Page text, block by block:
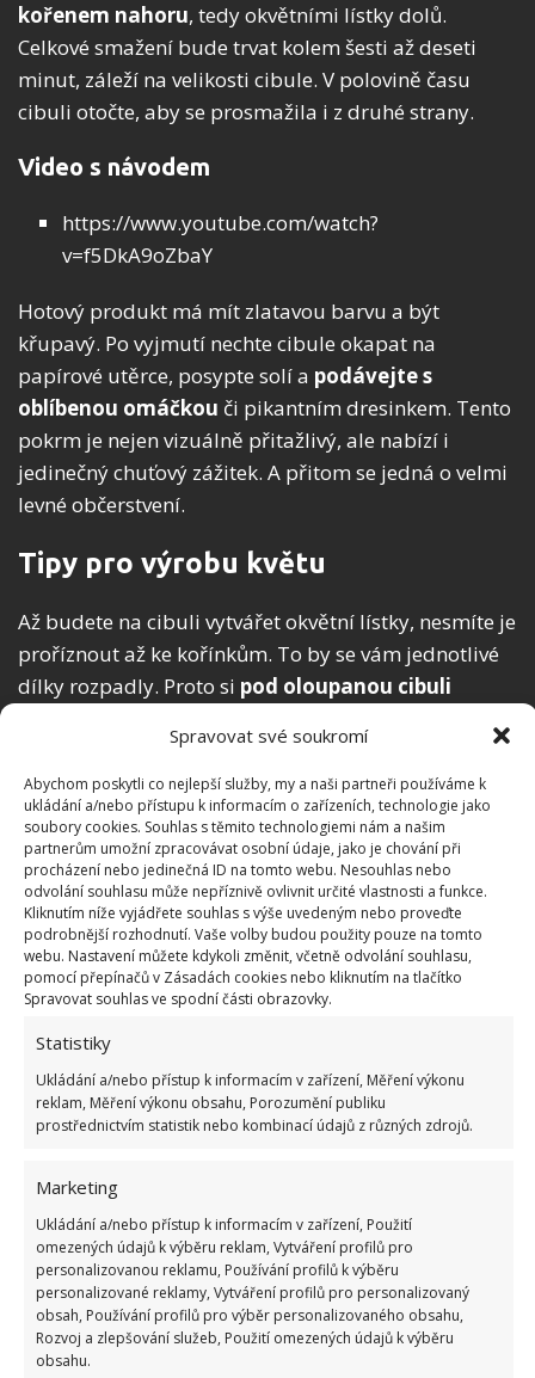
Spravovat své soukromí
Abychom poskytli co nejlepší služby, my a naši partneři používáme k
ukládání a/nebo přístupu k informacím o zařízeních, technologie jako
soubory cookies. Souhlas s těmito technologiemi nám a našim
partnerům umožní zpracovávat osobní údaje, jako je chování při
procházení nebo jedinečná ID na tomto webu. Nesouhlas nebo
odvolání souhlasu může nepříznivě ovlivnit určité vlastnosti a funkce.
Kliknutím níže vyjádřete souhlas s výše uvedeným nebo proveďte
podrobnější rozhodnutí. Vaše volby budou použity pouze na tomto
webu. Nastavení můžete kdykoli změnit, včetně odvolání souhlasu,
pomocí přepínačů v Zásadách cookies nebo kliknutím na tlačítko
Spravovat souhlas ve spodní části obrazovky.
Statistiky
Ukládání a/nebo přístup k informacím v zařízení, Měření výkonu
reklam, Měření výkonu obsahu, Porozumění publiku
prostřednictvím statistik nebo kombinací údajů z různých zdrojů.
Marketing
Ukládání a/nebo přístup k informacím v zařízení, Použití
omezených údajů k výběru reklam, Vytváření profilů pro
personalizovanou reklamu, Používání profilů k výběru
personalizované reklamy, Vytváření profilů pro personalizovaný
obsah, Používání profilů pro výběr personalizovaného obsahu,
Rozvoj a zlepšování služeb, Použití omezených údajů k výběru
obsahu.
kořenem nahoru, tedy okvětními lístky dolů.
Celkové smažení bude trvat kolem šesti až deseti
minut, záleží na velikosti cibule. V polovině času
cibuli otočte, aby se prosmažila i z druhé strany.
Video s návodem
https://www.youtube.com/watch?
v=f5DkA9oZbaY
Hotový produkt má mít zlatavou barvu a být
křupavý. Po vyjmutí nechte cibule okapat na
papírové utěrce, posypte solí a podávejte s
oblíbenou omáčkou či pikantním dresinkem. Tento
pokrm je nejen vizuálně přitažlivý, ale nabízí i
jedinečný chuťový zážitek. A přitom se jedná o velmi
levné občerstvení.
Tipy pro výrobu květu
Až budete na cibuli vytvářet okvětní lístky, nesmíte je
proříznout až ke kořínkům. To by se vám jednotlivé
dílky rozpadly. Proto si pod oloupanou cibuli
včas zastaví a nedojde k nežádoucímu prořezu. Po
správném nakrojení se pokuste vzniklé okvětní lístky
trochu odtáhnout od sebe.
Tak se vám podaří obalit i vnitřní část cibule a
pěkně dokřupava prosmažit. Po prokrojenívložte
cibuli na hodinu do studené vody. Před
obalováním ji nechte okapat a trochu ji osušte. Na
BydlímeÚtulně jsme také přinesli tip na to, aby vám
neteklyslzy při rozkrajování cibule